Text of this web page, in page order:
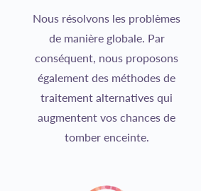
Nous résolvons les problèmes
de manière globale. Par
conséquent, nous proposons
également des méthodes de
traitement alternatives qui
augmentent vos chances de
tomber enceinte.